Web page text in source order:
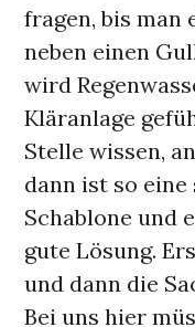
fragen, bis man
neben einen
wird
Kläranlage
Stelle wissen,
dann ist so
Schablone und
gute Lösung.
und dann die
Bei uns hier